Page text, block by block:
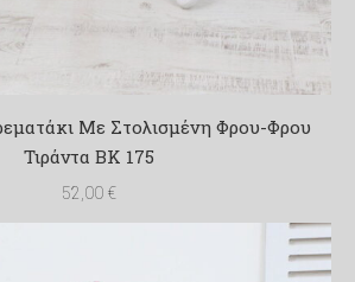
Με Στολισμένη Φρου-Φρου
Τιράντα BK 175
52,00 €